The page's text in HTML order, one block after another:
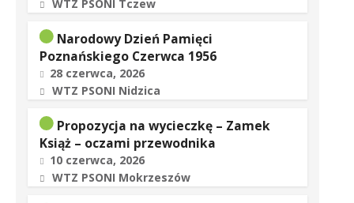
WTZ PSONI Tczew
Narodowy Dzień Pamięci
Poznańskiego Czerwca 1956
28 czerwca, 2026
WTZ PSONI Nidzica
Propozycja na wycieczkę – Zamek
Książ – oczami przewodnika
10 czerwca, 2026
WTZ PSONI Mokrzeszów